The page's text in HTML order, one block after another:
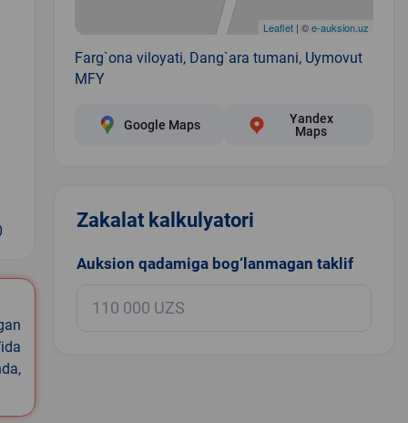
Leaflet| ©e-auksion.uz
Farg`ona viloyati, Dang`ara tumani, Uymovut
MFY
Google Maps
Yandex
Maps
Zakalat kalkulyatori
Auksion qadamiga bog‘lanmagan taklif